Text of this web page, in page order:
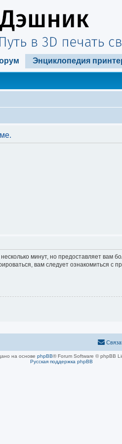
Энциклопедия
минут, но предоставляет
вам следует ознакомиться
на основе phpBB® Forum Software © phpBB
Русская поддержка phpBB